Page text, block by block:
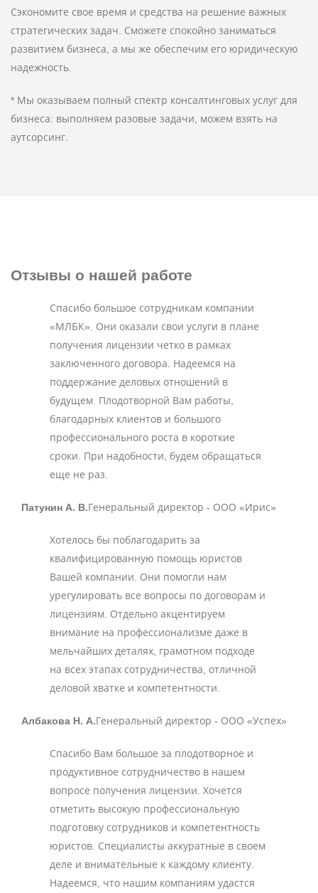
Сэкономите свое время и средства на решение важных
стратегических задач. Сможете спокойно заниматься
развитием бизнеса, а мы же обеспечим его юридическую
надежность.
* Мы оказываем полный спектр консалтинговых услуг для
бизнеса: выполняем разовые задачи, можем взять на
аутсорсинг.
Отзывы о нашей работе
Спасибо большое сотрудникам компании
«МЛБК». Они оказали свои услуги в плане
получения лицензии четко в рамках
заключенного договора. Надеемся на
поддержание деловых отношений в
будущем. Плодотворной Вам работы,
благодарных клиентов и большого
профессионального роста в короткие
сроки. При надобности, будем обращаться
еще не раз.
Патунин А. В.Генеральный директор - ООО «Ирис»
Хотелось бы поблагодарить за
квалифицированную помощь юристов
Вашей компании. Они помогли нам
урегулировать все вопросы по договорам и
лицензиям. Отдельно акцентируем
внимание на профессионализме даже в
мельчайших деталях, грамотном подходе
на всех этапах сотрудничества, отличной
деловой хватке и компетентности.
Албакова Н. А.Генеральный директор - ООО «Успех»
Спасибо Вам большое за плодотворное и
продуктивное сотрудничество в нашем
вопросе получения лицензии. Хочется
отметить высокую профессиональную
подготовку сотрудников и компетентность
юристов. Специалисты аккуратные в своем
деле и внимательные к каждому клиенту.
Надеемся, что нашим компаниям удастся